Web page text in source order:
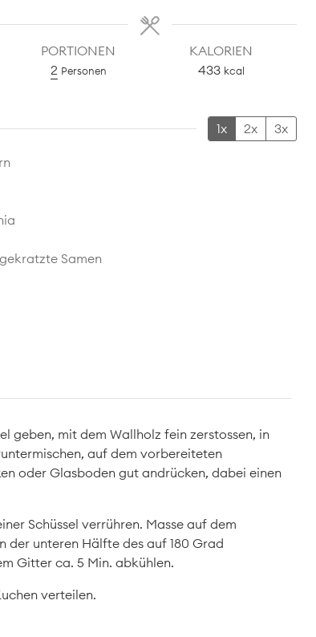
PORTIONEN
2 Personen
KALORIEN
433 kcal
1x 2x 3x
Samen
geben, mit dem Wallholz fein zerstossen, in
auf dem vorbereiteten
oder Glasboden gut andrücken, dabei einen
Schüssel verrühren. Masse auf dem
der unteren Hälfte des auf 180 Grad
Gitter ca. 5 Min. abkühlen.
verteilen.